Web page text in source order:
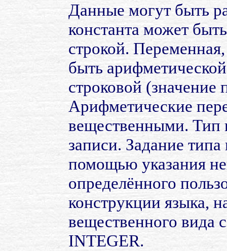
Данные могут быть
константа может
строкой.
быть
строковой (значение
Арифметические
вещественными. Тип
записи. Задание
помощью указания
определённого
конструкции языка,
вещественного вида
INTEGER.